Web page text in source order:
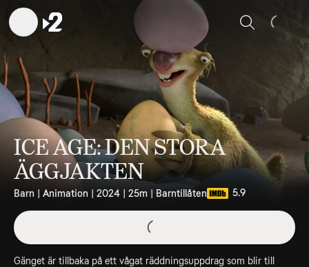
Sök
ICE AGE: DEN STORA
ÄGGJAKTEN
Barn | Animation | 2024 | 25m | Barntillåten 5.9
Gänget är tillbaka på ett vågat räddningsuppdrag som blir till